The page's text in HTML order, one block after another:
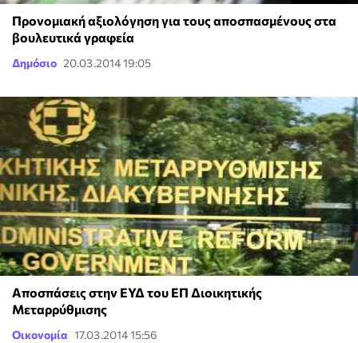
Προνομιακή αξιολόγηση για τους αποσπασμένους στα
βουλευτικά γραφεία
Δημόσιο 20.03.2014 19:05
Αποσπάσεις στην ΕΥΔ του ΕΠ Διοικητικής
Μεταρρύθμισης
Οικονομία 17.03.2014 15:56